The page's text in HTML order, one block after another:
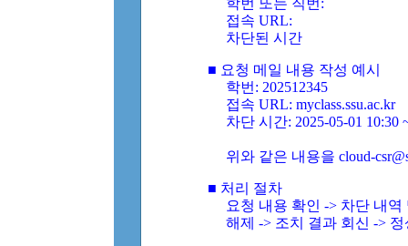
학번 또는 직번:
접속 URL:
차단된 시간
■ 요청 메일 내용 작성 예시
학번: 202512345
접속 URL: myclass.ssu.ac.kr
차단 시간: 2025-05-01 10:30
위와 같은 내용을 cloud-
■ 처리 절차
요청 내용 확인 -> 차단 내
해제 -> 조치 결과 회신 ->